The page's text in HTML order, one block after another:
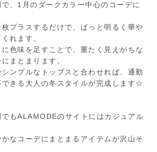
、1月のダークカラー中心のコーデに
プラスするだけで、ぱっと明るく華や
れます。
色味を足すことで、重たく見えがちな
まとまります。
ンプルなトップスと合わせれば、通勤
できる大人の冬スタイルが完成します☆
もALAMODEのサイトにはカジュアル
なコーデにまとまるアイテムが沢山そ